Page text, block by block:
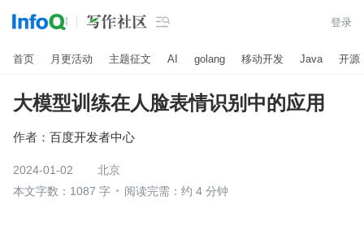
 登录
首页 月更活动 主题征文 AI golang 移动开发 Java 开源
大模型训练在人脸表情识别中的应用
作者： 百度开发者中心
2024-01-02
北京
本文字数：1087 字
阅读完需：约 4 分钟